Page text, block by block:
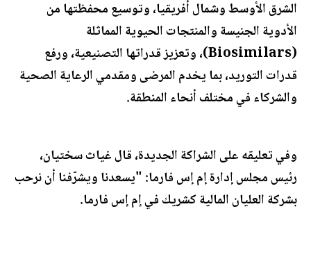
الشرق الأوسط وشمال أفريقيا، وتوسيع محفظتها من
الأدوية الجنيسة والمنتجات الحيوية المماثلة
(Biosimilars)، وتعزيز قدراتها التصنيعية، ورفع
قدرات التوريد، بما يخدم المرضى ومقدمي الرعاية الصحية
والشركاء في مختلف أنحاء المنطقة.
وفي تعليقه على الشراكة الجديدة، قال غياث سختيان،
رئيس مجلس إدارة إم إس فارما: "يسعدنا ويشرّفنا أن نرحب
بشركة العليان المالية كشريك في إم إس فارما.